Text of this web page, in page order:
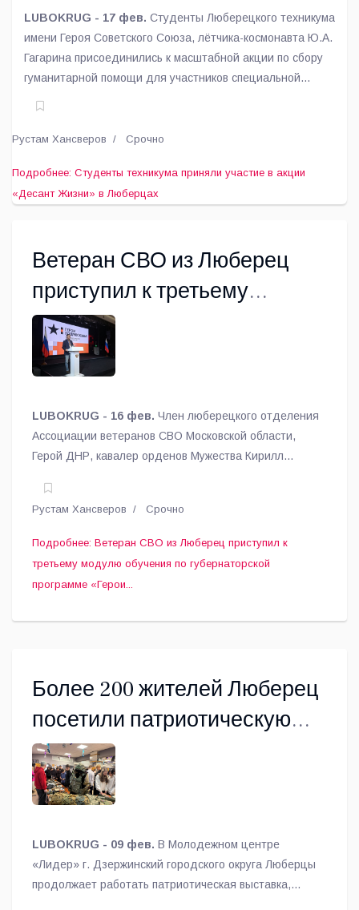
LUBOKRUG - 17 фев. Студенты Люберецкого техникума
имени Героя Советского Союза, лётчика-космонавта Ю.А.
Гагарина присоединились к масштабной акции по сбору
гуманитарной помощи для участников специальной
Рустам Хансверов Срочно
Подробнее: Студенты техникума приняли участие в акции
«Десант Жизни» в Люберцах
Ветеран СВО из Люберец
приступил к третьему
модулю обучения по
губернаторской программе
«Герои Подмосковья»
LUBOKRUG - 16 фев. Член люберецкого отделения
Ассоциации ветеранов СВО Московской области,
Герой ДНР, кавалер орденов Мужества Кирилл
масштабной губернаторской программы «Герои
Подмосковья».
Рустам Хансверов Срочно
Подробнее: Ветеран СВО из Люберец приступил к
третьему модулю обучения по губернаторской
программе «Герои...
Более 200 жителей Люберец
посетили патриотическую
выставку в Молодежном
центре «Лидер»
LUBOKRUG - 09 фев. В Молодежном центре
«Лидер» г. Дзержинский городского округа Люберцы
продолжает работать патриотическая выставка,